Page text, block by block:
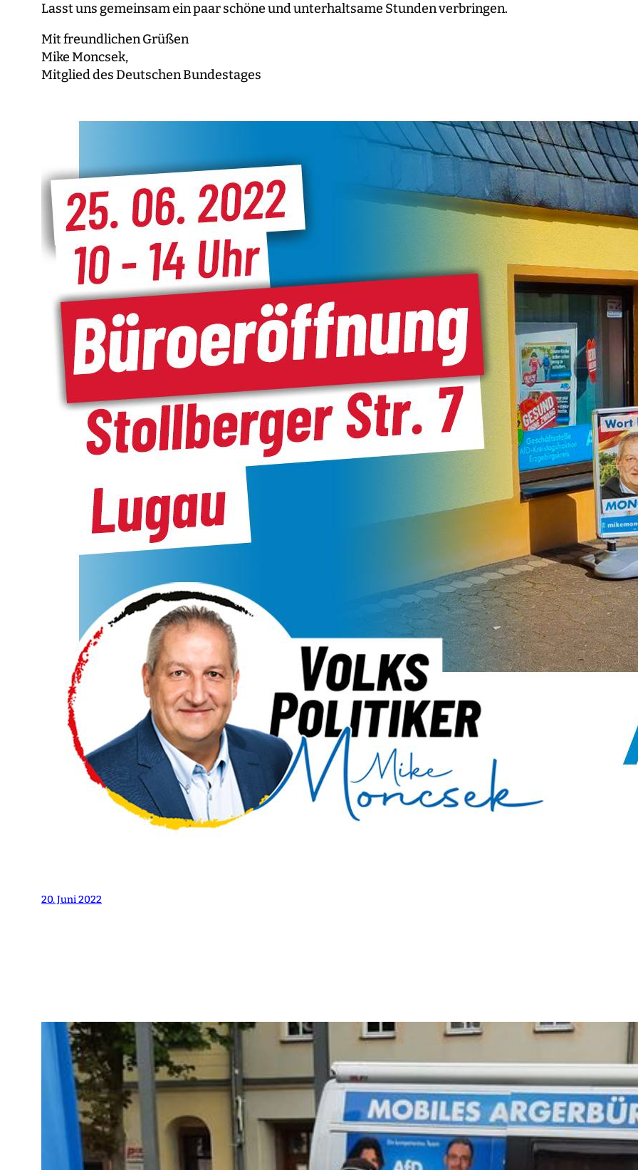
Lasst uns gemeinsam ein paar schöne und unterhaltsame Stunden verbringen.
Mit freundlichen Grüßen
Mike Moncsek,
Mitglied des Deutschen Bundestages
20. Juni 2022